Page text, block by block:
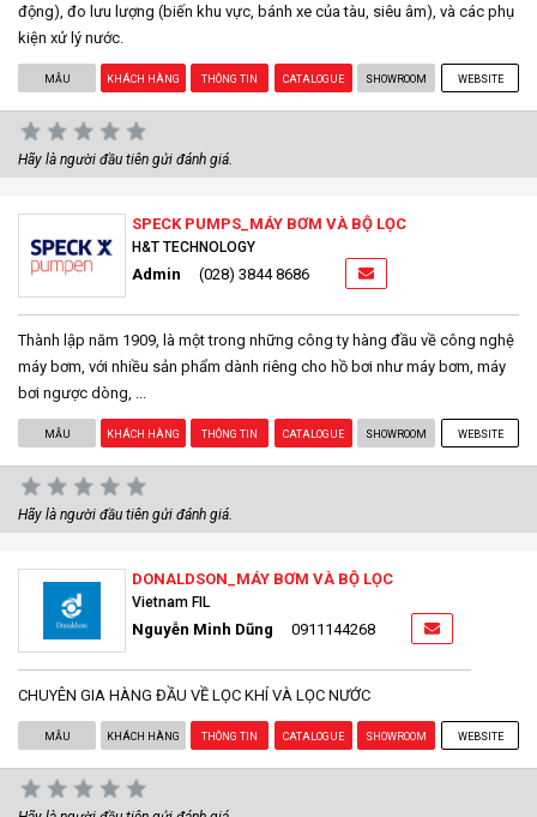
động), đo lưu lượng (biến khu vực, bánh xe của tàu, siêu âm), và các phụ
kiện xử lý nước.
MẪU KHÁCH HÀNG THÔNG TIN CATALOGUE SHOWROOM WEBSITE
Hãy là người đầu tiên gửi đánh giá.
SPECK PUMPS_MÁY BƠM VÀ BỘ LỌC
H&T TECHNOLOGY
Admin (028) 3844 8686
Thành lập năm 1909, là một trong những công ty hàng đầu về công nghệ
máy bơm, với nhiều sản phẩm dành riêng cho hồ bơi như máy bơm, máy
bơi ngược dòng, ...
MẪU KHÁCH HÀNG THÔNG TIN CATALOGUE SHOWROOM WEBSITE
Hãy là người đầu tiên gửi đánh giá.
DONALDSON_MÁY BƠM VÀ BỘ LỌC
Vietnam FIL
Nguyễn Minh Dũng 0911144268
CHUYÊN GIA HÀNG ĐẦU VỀ LỌC KHÍ VÀ LỌC NƯỚC
MẪU KHÁCH HÀNG THÔNG TIN CATALOGUE SHOWROOM WEBSITE